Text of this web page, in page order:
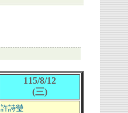
115/8/12
(三)
許詩瑩